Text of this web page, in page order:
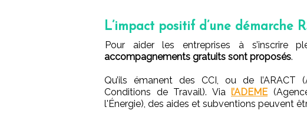
L’impact positif d’une démarche
Pour aider les entreprises à s’inscrire
accompagnements gratuits sont proposés.
Qu’ils émanent des CCI, ou de l’ARACT
Conditions de Travail). Via l’ADEME
l'Énergie), des aides et subventions peuvent